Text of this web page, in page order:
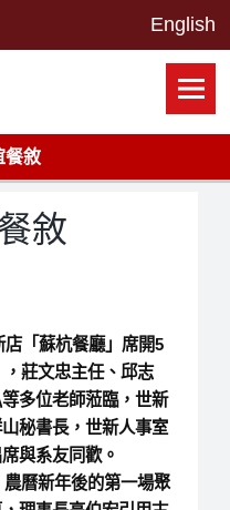
餐敘
敘
「蘇杭餐廳」席開5
莊文忠主任、邱志
多位老師蒞臨，世新
秘書長，世新人事室
與系友同歡。
曆新年後的第一場聚